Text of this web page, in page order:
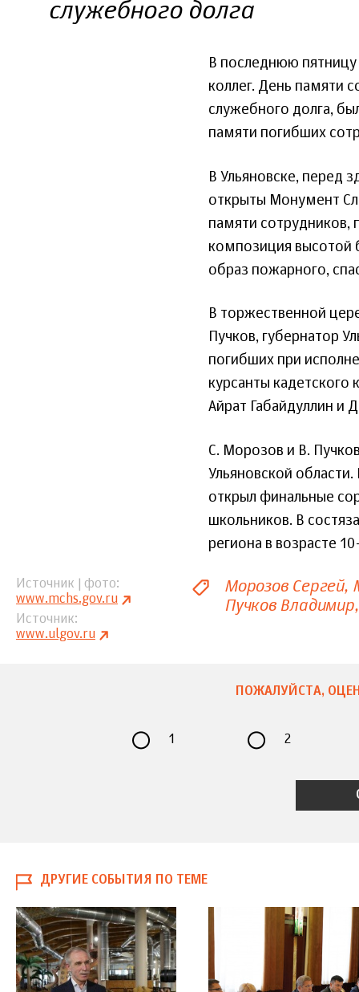
служебного долга
В последнюю
коллег. День памяти
служебного долга,
памяти погибших
В Ульяновске, перед
открыты Монумент
памяти сотрудников,
композиция высотой
образ пожарного,
В торжественной
Пучков, губернатор
погибших при
курсанты
Айрат Габайдуллин и
С. Морозов и В.
Ульяновской
открыл финальные
школьников. В
региона в возрасте
Источник | фото
www.mchs.gov.ru
Источник
www.ulgov.ru
Морозов Сергей
Пучков Владимир
ПОЖАЛУЙСТА,
1 2
ДРУГИЕ СОБЫТИЯ ПО ТЕМЕ